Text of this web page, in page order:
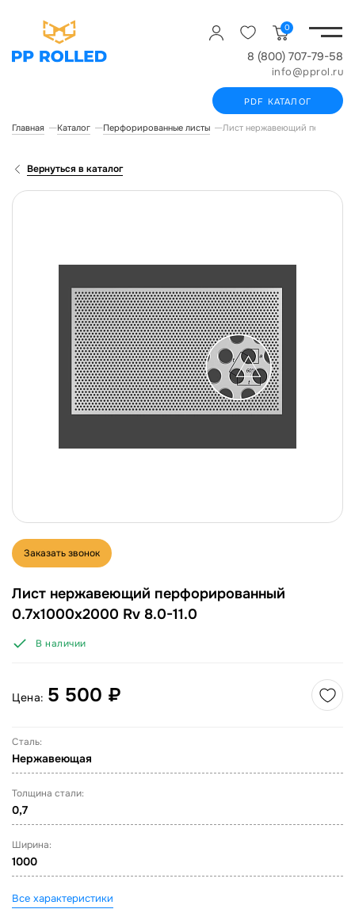
0
8 (800) 707-79-58
info@pprol.ru
PDF КАТАЛОГ
Главная Каталог Перфорированные листы Лист нержавеющий
Вернуться в каталог
Заказать звонок
Лист нержавеющий перфорированный
0.7x1000x2000 Rv 8.0-11.0
В наличии
Цена: 5 500 ₽
Сталь:
Нержавеющая
Толщина стали:
0,7
Ширина:
1000
Все характеристики